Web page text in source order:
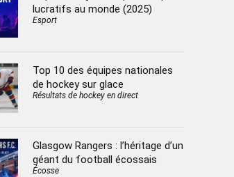
lucratifs au monde (2025)
Esport
Top 10 des équipes nationales
de hockey sur glace
Résultats de hockey en direct
Glasgow Rangers : l’héritage d’un
géant du football écossais
Écosse